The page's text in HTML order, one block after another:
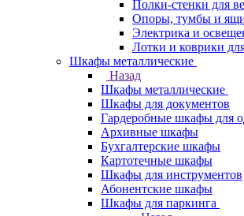
Полки-стенки для
Опоры, тумбы и
Электрика и
Лотки и коврики
Шкафы металлические
Назад
Шкафы металлические
Шкафы для документов
Гардеробные шкафы для
Архивные шкафы
Бухгалтерские шкафы
Картотечные шкафы
Шкафы для инструментов
Абонентские шкафы
Шкафы для паркинга